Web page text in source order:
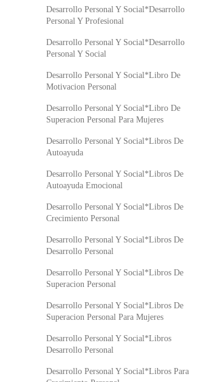
Desarrollo Personal Y Social*Desarrollo
Personal Y Profesional
Desarrollo Personal Y Social*Desarrollo
Personal Y Social
Desarrollo Personal Y Social*Libro De
Motivacion Personal
Desarrollo Personal Y Social*Libro De
Superacion Personal Para Mujeres
Desarrollo Personal Y Social*Libros De
Autoayuda
Desarrollo Personal Y Social*Libros De
Autoayuda Emocional
Desarrollo Personal Y Social*Libros De
Crecimiento Personal
Desarrollo Personal Y Social*Libros De
Desarrollo Personal
Desarrollo Personal Y Social*Libros De
Superacion Personal
Desarrollo Personal Y Social*Libros De
Superacion Personal Para Mujeres
Desarrollo Personal Y Social*Libros
Desarrollo Personal
Desarrollo Personal Y Social*Libros Para